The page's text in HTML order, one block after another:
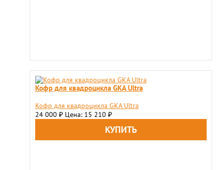
Кофр для квадроцикла GKA Ultra
Кофр для квадроцикла GKA Ultra
24 000 ₽ Цена: 15 210 ₽